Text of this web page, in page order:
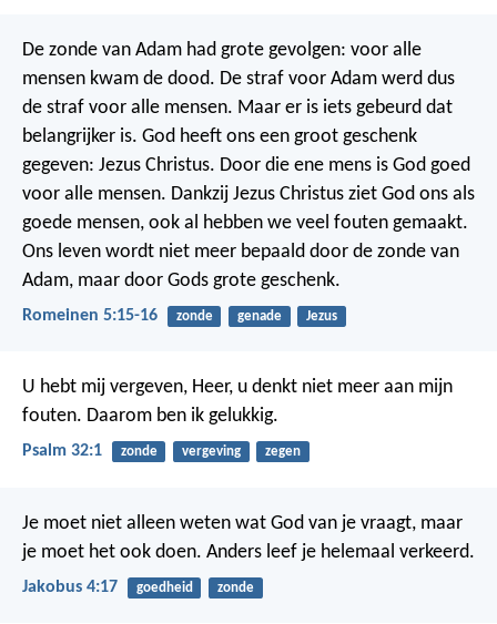
De zonde van Adam had grote gevolgen: voor alle
mensen kwam de dood. De straf voor Adam werd dus
de straf voor alle mensen. Maar er is iets gebeurd dat
belangrijker is. God heeft ons een groot geschenk
gegeven: Jezus Christus. Door die ene mens is God goed
voor alle mensen. Dankzij Jezus Christus ziet God ons als
goede mensen, ook al hebben we veel fouten gemaakt.
Ons leven wordt niet meer bepaald door de zonde van
Adam, maar door Gods grote geschenk.
Romeinen 5:15-16 zonde genade Jezus
U hebt mij vergeven, Heer, u denkt niet meer aan mijn
fouten. Daarom ben ik gelukkig.
Psalm 32:1 zonde vergeving zegen
Je moet niet alleen weten wat God van je vraagt, maar
je moet het ook doen. Anders leef je helemaal verkeerd.
Jakobus 4:17 goedheid zonde